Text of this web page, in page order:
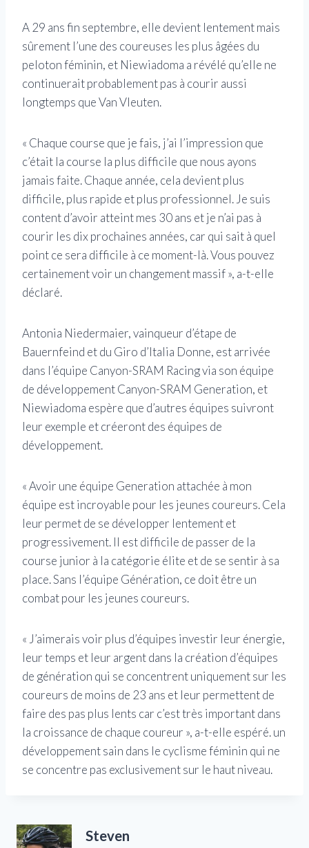
A 29 ans fin septembre, elle devient lentement mais
sûrement l’une des coureuses les plus âgées du
peloton féminin, et Niewiadoma a révélé qu’elle ne
continuerait probablement pas à courir aussi
longtemps que Van Vleuten.
« Chaque course que je fais, j’ai l’impression que
c’était la course la plus difficile que nous ayons
jamais faite. Chaque année, cela devient plus
difficile, plus rapide et plus professionnel. Je suis
content d’avoir atteint mes 30 ans et je n’ai pas à
courir les dix prochaines années, car qui sait à quel
point ce sera difficile à ce moment-là. Vous pouvez
certainement voir un changement massif », a-t-elle
déclaré.
Antonia Niedermaier, vainqueur d’étape de
Bauernfeind et du Giro d’Italia Donne, est arrivée
dans l’équipe Canyon-SRAM Racing via son équipe
de développement Canyon-SRAM Generation, et
Niewiadoma espère que d’autres équipes suivront
leur exemple et créeront des équipes de
développement.
« Avoir une équipe Generation attachée à mon
équipe est incroyable pour les jeunes coureurs. Cela
leur permet de se développer lentement et
progressivement. Il est difficile de passer de la
course junior à la catégorie élite et de se sentir à sa
place. Sans l’équipe Génération, ce doit être un
combat pour les jeunes coureurs.
« J’aimerais voir plus d’équipes investir leur énergie,
leur temps et leur argent dans la création d’équipes
de génération qui se concentrent uniquement sur les
coureurs de moins de 23 ans et leur permettent de
faire des pas plus lents car c’est très important dans
la croissance de chaque coureur », a-t-elle espéré. un
développement sain dans le cyclisme féminin qui ne
se concentre pas exclusivement sur le haut niveau.
Steven